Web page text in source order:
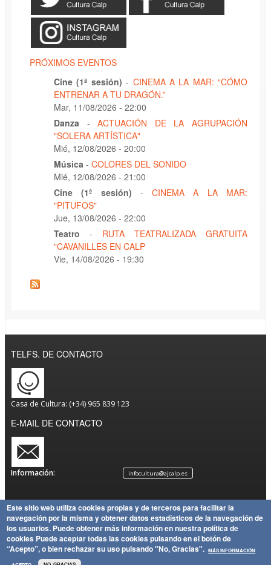
PRÓXIMOS EVENTOS
Cine (1ª sesión) - CINEMA A LA MAR: “CÓMO
ENTRENAR A TU DRAGÓN.”
Mar, 11/08/2026 - 22:00
Danza
-ACTUACIÓN DE LA AGRUPACIÓN
"SOLERA ARTÍSTICA"
Mié, 12/08/2026 - 20:00
Música - COLORES DEL SONIDO
Mié, 12/08/2026 - 21:00
Cine (1ª sesión)
-CINEMA A LA MAR:
"PITUFOS"
Jue, 13/08/2026 - 22:00
Teatro
- RUTA TEATRALIZADA GRATUITA
"CAVANILLES EN CALP
Vie, 14/08/2026 - 19:30
TELFS. DE CONTACTO
Casa de Cultura: (+34) 965 839 123
E-MAIL DE CONTACTO
Información: infocultura@ajcalp.es
Aviso
Legal
Política
de
Privacidad
Política
de
Mapa
del Sitio
Copyright
Ayuntamiento de Calp
Este sitio web utiliza cookies propias y de terceros para facilitar la
navegación por la misma y obtener datos estadísticos de la navegación de
los usuarios. Puede obtener más información en nuestra política de
cookies Puede aceptar todas las cookies pulsando en el botón de
“Acepto”, o bien rechazar su uso pulsando "No, Gracias". MÁS INFORMACIÓN